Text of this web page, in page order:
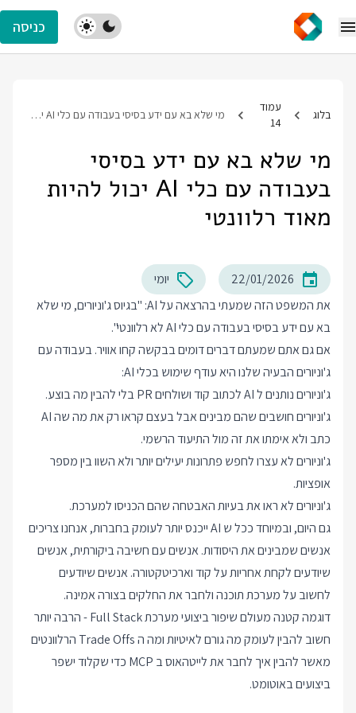
כניסה
בלוג
עמוד
14
מי שלא בא עם ידע בסיסי בעבודה עם כלי AI יכול להיות מאוד רלוונטי
מי שלא בא עם ידע בסיסי
בעבודה עם כלי AI יכול להיות
מאוד רלוונטי
22/01/2026
יומי
את המשפט הזה שמעתי בהרצאה על AI: "בגיוס ג'וניורים, מי שלא
בא עם ידע בסיסי בעבודה עם כלי AI לא רלוונטי".
אם גם אתם שמעתם דברים דומים בבקשה קחו אוויר. בעבודה עם
ג'וניורים הבעיה שלנו היא עודף שימוש בכלי AI:
ג'וניורים נותנים ל AI לכתוב קוד ושולחים PR בלי להבין מה בוצע.
ג'וניורים חושבים שהם מבינים אבל בעצם קראו רק את מה שה AI
כתב ולא אימתו את זה מול התיעוד הרשמי.
ג'וניורים לא עצרו לחפש פתרונות יעילים יותר ולא השוו בין מספר
אופציות.
ג'וניורים לא ראו את בעיות האבטחה שהם הכניסו למערכת.
גם היום, ובמיוחד ככל ש AI ייכנס יותר לעומק בחברות, אנחנו צריכים
אנשים שמבינים את היסודות. אנשים עם חשיבה ביקורתית, אנשים
שיודעים לקחת אחריות על קוד וארכיטקטורה. אנשים שיודעים
לחשוב על מערכת תוכנה ולחבר את החלקים בצורה אמינה.
דוגמה קטנה מעולם שיפור ביצועי מערכת Full Stack - הרבה יותר
חשוב להבין לעומק מה גורם לאיטיות ומה ה Trade Offs הרלוונטים
מאשר להבין איך לחבר את לייטהאוס ב MCP כדי שקלוד ישפר
ביצועים באוטומט.